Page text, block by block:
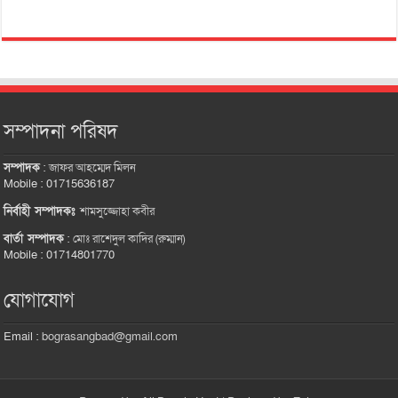
সম্পাদনা পরিষদ
সম্পাদক:জাফর আহম্মেদ মিলন
Mobile : 01715636187
নির্বাহী সম্পাদকঃশামসুজ্জোহা কবীর
বার্তা সম্পাদক:মোঃ রাশেদুল কাদির (রুম্মান)
Mobile : 01714801770
যোগাযোগ
Email :bograsangbad@gmail.com